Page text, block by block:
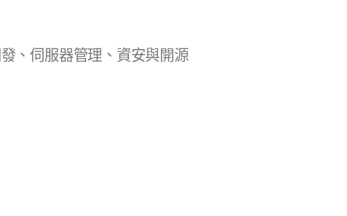
、伺服器管理、資安與開源